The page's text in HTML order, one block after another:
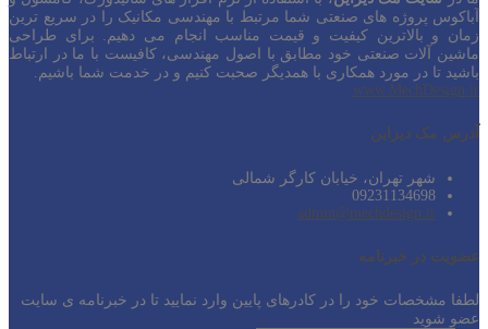
آباکوس پروژه های صنعتی شما مرتبط با مهندسی مکانیک را در سریع ترین
زمان و بالاترین کیفیت و قیمت مناسب انجام می دهیم. برای طراحی
ماشین آلات صنعتی خود مطابق با اصول مهندسی، کافیست با ما در ارتباط
باشید تا در مورد همکاری با همدیگر صحبت کنیم و در خدمت شما باشیم.
www.MechDesign.ir
آدرس مک دیزاین
شهر تهران، خیابان کارگر شمالی
09231134698
admin@mechdesign.ir
عضویت در خبرنامه
لطفا مشخصات خود را در کادرهای پایین وارد نمایید تا در خبرنامه ی سایت
عضو شوید